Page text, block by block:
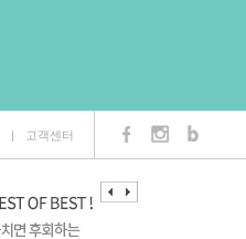
ㅣ 고객센터